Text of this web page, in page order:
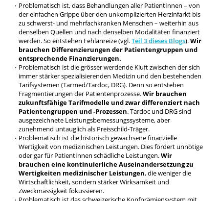
Problematisch ist, dass Behandlungen aller PatientInnen – von
der einfachen Grippe über den unkomplizierten Herzinfarkt bis
zu schwerst- und mehrfachkranken Menschen – weiterhin aus
denselben Quellen und nach denselben Modalitäten finanziert
werden. So entstehen Fehlanreize (vgl.Teil 3 dieses Blogs).Wir
brauchen Differenzierungen der Patientengruppen und
entsprechende Finanzierungen.
Problematisch ist die grösser werdende Kluft zwischen der sich
immer stärker spezialisierenden Medizin und den bestehenden
Tarifsystemen (Tarmed/Tardoc, DRG). Denn so entstehen
Fragmentierungen der Patientenprozesse.Wir brauchen
zukunftsfähige Tarifmodelle und zwar differenziert nach
Patientengruppen und -Prozessen. Tardoc und DRG sind
ausgezeichnete Leistungsbemessungssysteme, aber
zunehmend untauglich als Preisschild-Träger.
Problematisch ist die historisch gewachsene finanzielle
Wertigkeit von medizinischen Leistungen. Dies fördert unnötige
oder gar für PatientInnen schädliche Leistungen.Wir
brauchen eine kontinuierliche Auseinandersetzung zu
Wertigkeiten medizinischer Leistungen, die weniger die
Wirtschaftlichkeit, sondern stärker Wirksamkeit und
Zweckmässigkeit fokussieren.